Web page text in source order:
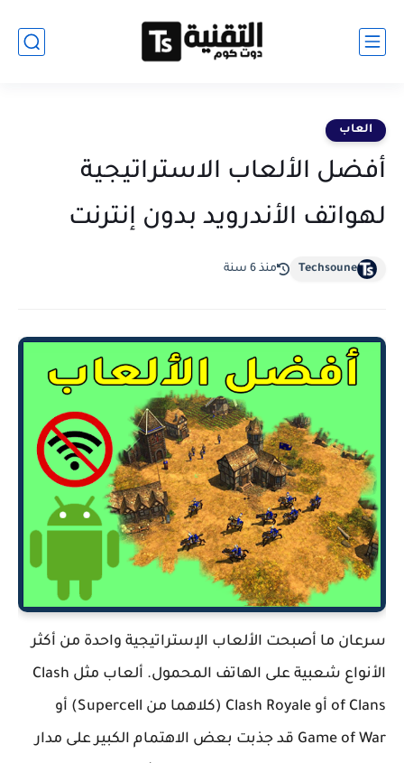
العاب
أفضل الألعاب الاستراتيجية
لهواتف الأندرويد بدون إنترنت
Techsoune منذ 6 سنة
سرعان ما أصبحت الألعاب الإستراتيجية واحدة من أكثر
الأنواع شعبية على الهاتف المحمول. ألعاب مثل Clash
of Clans أو Clash Royale (كلاهما من Supercell) أو
Game of War قد جذبت بعض الاهتمام الكبير على مدار